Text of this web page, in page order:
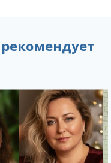
рекомендует